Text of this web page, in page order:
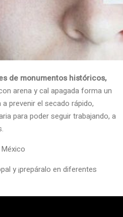
de monumentos históricos,
arena y cal apagada forma un
prevenir el secado rápido,
para poder seguir trabajando, a
y ¡prepáralo en diferentes